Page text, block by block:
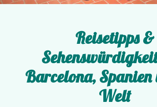
Reisetipps &
Barcelona, Spanien
Welt